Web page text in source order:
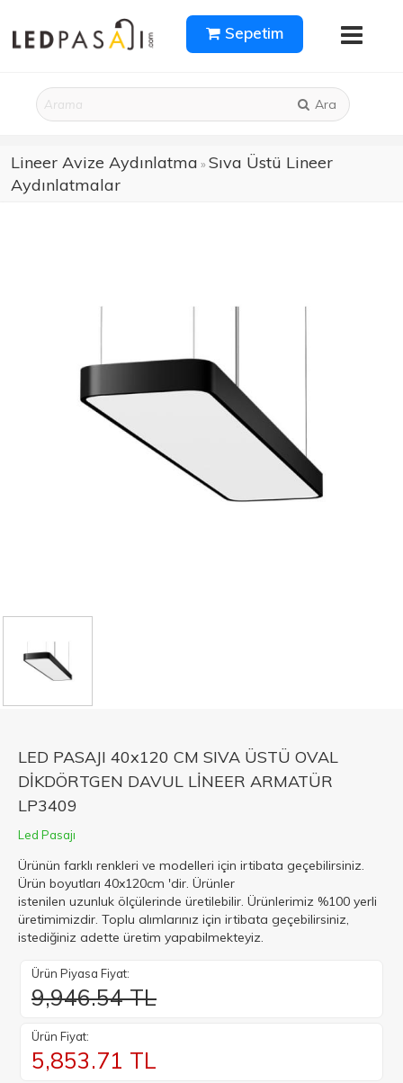
Sepetim
Ara
Lineer Avize Aydınlatma »Sıva Üstü Lineer
Aydınlatmalar
LED PASAJI 40x120 CM SIVA ÜSTÜ OVAL
DİKDÖRTGEN DAVUL LİNEER ARMATÜR
LP3409
Led Pasajı
Ürünün farklı renkleri ve modelleri için irtibata geçebilirsiniz.
Ürün boyutları 40x120cm 'dir. Ürünler
istenilen uzunluk ölçülerinde üretilebilir. Ürünlerimiz %100 yerli
üretimimizdir. Toplu alımlarınız için irtibata geçebilirsiniz,
istediğiniz adette üretim yapabilmekteyiz.
Ürün Piyasa Fiyat:
9,946.54 TL
Ürün Fiyat:
5,853.71 TL